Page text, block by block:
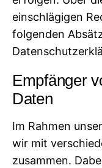
einschlägigen
folgenden
Empfänger
Daten
Im Rahmen
wir mit
zusammen.